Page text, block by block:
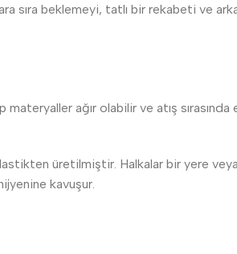
sıra beklemeyi, tatlı bir rekabeti ve
ağır olabilir ve atış
üretilmiştir. Halkalar bir yere veya
kavuşur.